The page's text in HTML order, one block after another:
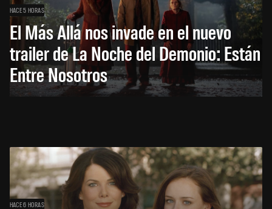
HACE 5 HORAS
El Más Allá nos invade en el nuevo
trailer de La Noche del Demonio: Están
Entre Nosotros
HACE 6 HORAS